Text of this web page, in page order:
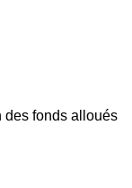
des fonds alloués